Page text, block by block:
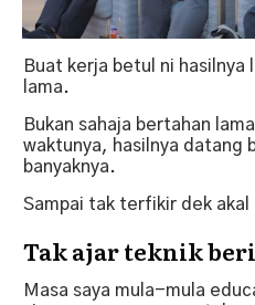
Buat kerja betul ni hasilnya
lama.
Bukan sahaja bertahan
waktunya, hasilnya datang
banyaknya.
Sampai tak terfikir dek
Tak ajar teknik
Masa saya mula-mula